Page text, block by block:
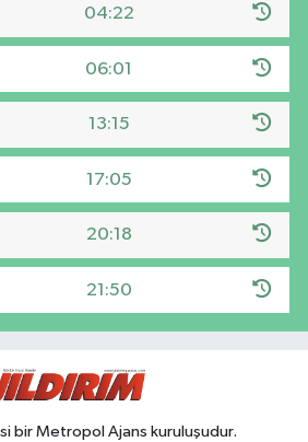
04:22
06:01
13:15
17:05
20:18
21:50
bir Metropol Ajans kuruluşudur.